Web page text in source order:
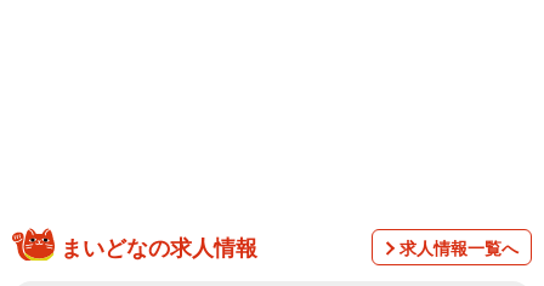
まいどなの求人情報 求人情報一覧へ